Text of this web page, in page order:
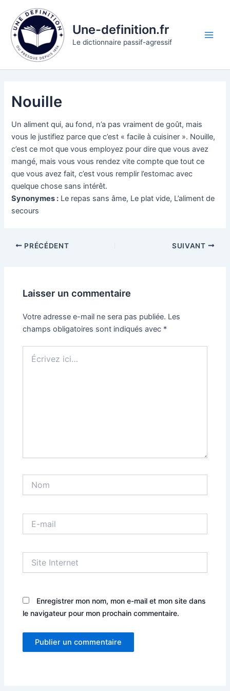
contenu
Une-definition.fr
Le dictionnaire passif-agressif
Nouille
Un aliment qui, au fond, n’a pas vraiment de goût, mais
vous le justifiez parce que c’est « facile à cuisiner ». Nouille,
c’est ce mot que vous employez pour dire que vous avez
mangé, mais vous vous rendez vite compte que tout ce
que vous avez fait, c’est vous remplir l’estomac avec
quelque chose sans intérêt.
Synonymes : Le repas sans âme, Le plat vide, L’aliment de
secours
PRÉCÉDENT SUIVANT
Laisser un commentaire
Votre adresse e-mail ne sera pas publiée. Les
champs obligatoires sont indiqués avec *
ici…
mail
Internet
Enregistrer mon nom, mon e-mail et mon site dans
le navigateur pour mon prochain commentaire.